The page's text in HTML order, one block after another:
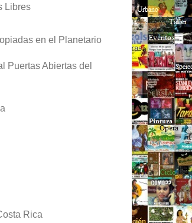
Libres
en el Planetario
Puertas Abiertas del
Rica